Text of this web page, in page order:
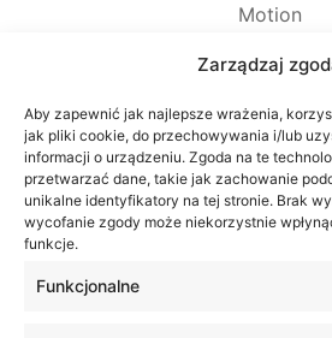
Zarządzaj
Aby zapewnić jak najlepsze wrażenia,
jak pliki cookie, do przechowywania i/lub
informacji o urządzeniu. Zgoda na te
przetwarzać dane, takie jak zachowanie
unikalne identyfikatory na tej stronie. Brak
wycofanie zgody może niekorzystnie
funkcje.
Funkcjonalne
Motion